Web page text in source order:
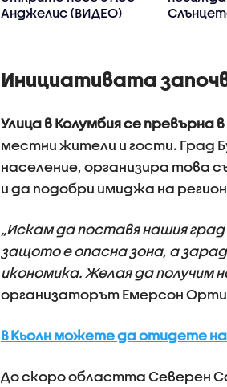
Анджелис (ВИДЕО)
Инициативата
Улица в Колумбия се превърна
местни жители и гости. Град
население, организира това
и да подобри имиджа на
„Искам да поставя нашия
защото е опасна зона, а
икономика. Желая да получим
организаторът Емерсон
В Кьолн можете да отидете
До скоро областта Северен